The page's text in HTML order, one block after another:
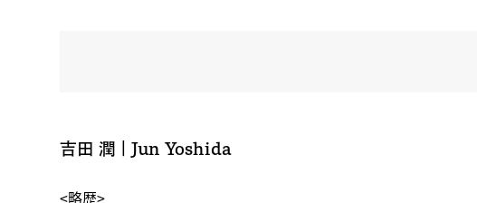
吉田 潤 | Jun Yoshida
<略歴>